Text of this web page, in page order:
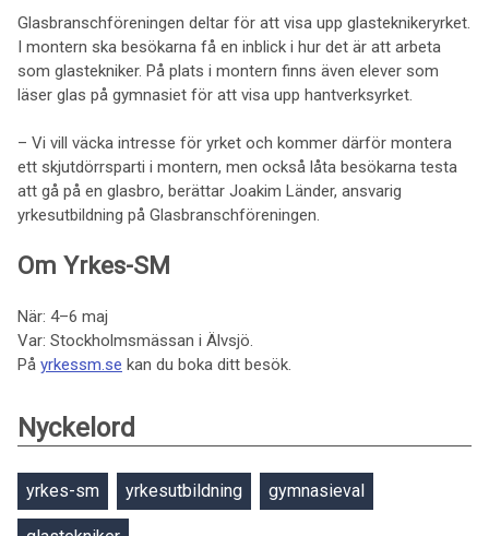
Glasbranschföreningen deltar för att visa upp glasteknikeryrket.
I montern ska besökarna få en inblick i hur det är att arbeta
som glastekniker. På plats i montern finns även elever som
läser glas på gymnasiet för att visa upp hantverksyrket.
– Vi vill väcka intresse för yrket och kommer därför montera
ett skjutdörrsparti i montern, men också låta besökarna testa
att gå på en glasbro, berättar Joakim Länder, ansvarig
yrkesutbildning på Glasbranschföreningen.
Om Yrkes-SM
När: 4–6 maj
Var: Stockholmsmässan i Älvsjö.
På yrkessm.se kan du boka ditt besök.
Nyckelord
yrkes-sm yrkesutbildning gymnasieval